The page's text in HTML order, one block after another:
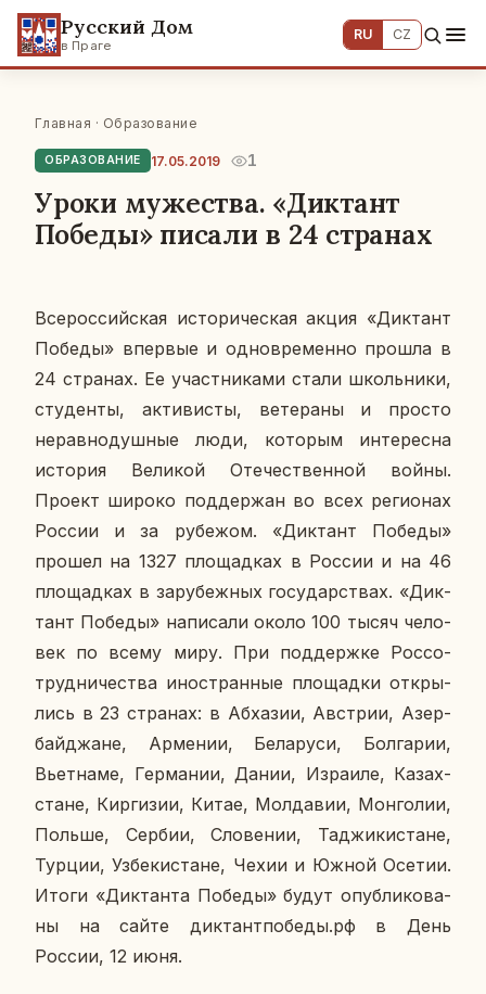
Русский Дом
в Праге
RU CZ
Главная · Образование
ОБРАЗОВАНИЕ 17.05.2019 1
Уроки мужества. «Диктант
Победы» писали в 24 странах
Все­рос­сий­ская ис­то­ри­че­ская акция «Дик­тант
Победы» впер­вые и од­но­вре­мен­но прошла в
24 стра­нах. Ее участ­ни­ка­ми стали школь­ни­ки,
сту­ден­ты, ак­ти­ви­сты, ве­те­ра­ны и просто
нерав­но­душ­ные люди, ко­то­рым ин­те­рес­на
ис­то­рия Ве­ли­кой Оте­че­ствен­ной войны.
Проект широко под­дер­жан во всех ре­ги­о­нах
России и за ру­бе­жом. «Дик­тант Победы»
прошел на 1327 пло­щад­ках в России и на 46
пло­щад­ках в за­ру­беж­ных го­су­дар­ствах. «Дик­
тант Победы» на­пи­са­ли около 100 тысяч че­ло­
век по всему миру. При под­держ­ке Рос­со­
труд­ни­че­ства ино­стран­ные пло­щад­ки от­кры­
лись в 23 стра­нах: в Аб­ха­зии, Ав­стрии, Азер­
бай­джане, Ар­ме­нии, Бе­ла­ру­си, Бол­га­рии,
Вьет­на­ме, Гер­ма­нии, Дании, Из­ра­и­ле, Ка­зах­
стане, Кир­ги­зии, Китае, Мол­да­вии, Мон­го­лии,
Польше, Сербии, Сло­ве­нии, Та­джи­ки­стане,
Турции, Уз­бе­ки­стане, Чехии и Южной Осетии.
Итоги «Дик­тан­та Победы» будут опуб­ли­ко­ва­
ны на сайте дик­тант­по­бе­ды.рф в День
России, 12 июня.